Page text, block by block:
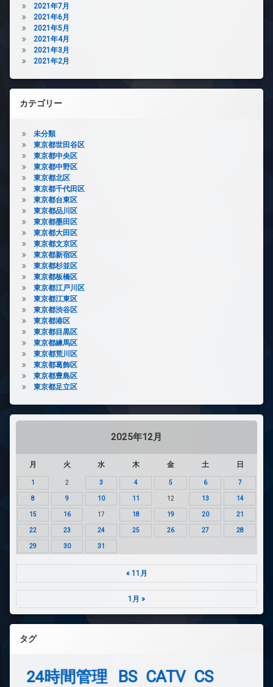
2021年7月
2021年6月
2021年5月
2021年4月
2021年3月
2021年2月
カテゴリー
未分類
東京都世田谷区
東京都中央区
東京都中野区
東京都北区
東京都千代田区
東京都台東区
東京都品川区
東京都墨田区
東京都大田区
東京都文京区
東京都新宿区
東京都杉並区
東京都板橋区
東京都江戸川区
東京都江東区
東京都渋谷区
東京都港区
東京都目黒区
東京都練馬区
東京都荒川区
東京都葛飾区
東京都豊島区
東京都足立区
2025年12月
月 火 水 木 金 土 日
1 2 3 4 5 6 7
8 9 10 11 12 13 14
15 16 17 18 19 20 21
22 23 24 25 26 27 28
29 30 31
« 11月
1月 »
タグ
24時間管理 BS CATV CS